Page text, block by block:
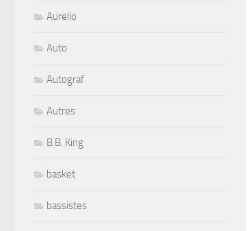
Aurelio
Auto
Autograf
Autres
B.B. King
basket
bassistes